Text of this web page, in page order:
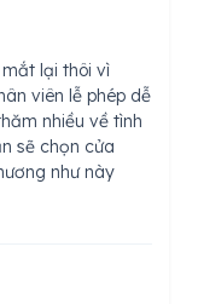
lại thôi vì
viên lễ phép dễ
nhiều về tình
sẽ chọn cửa
như này